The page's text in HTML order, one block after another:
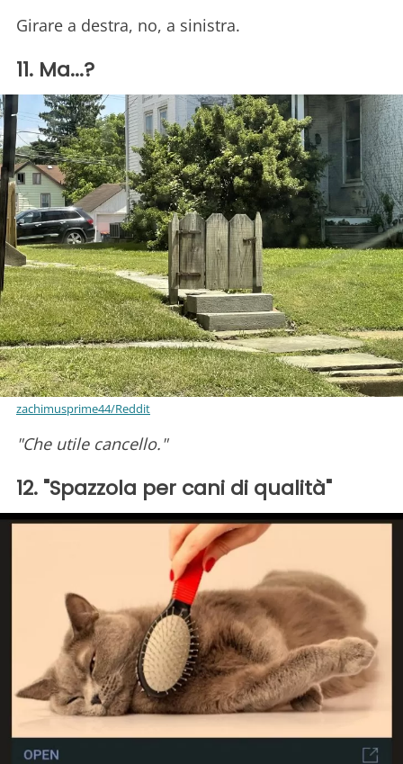
Girare a destra, no, a sinistra.
11. Ma...?
zachimusprime44/Reddit
"Che utile cancello."
12. "Spazzola per cani di qualità"